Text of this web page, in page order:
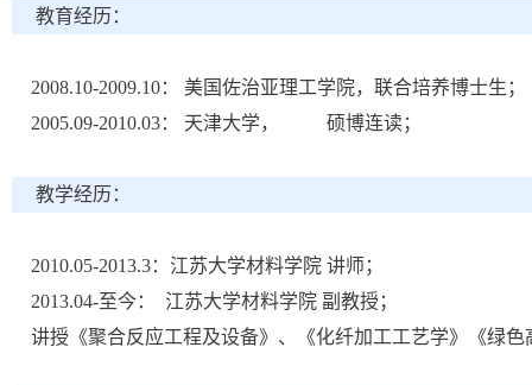
教育经历：
2008.10-2009.10： 美国佐治亚理工学院，联合培养博士生；
2005.09-2010.03： 天津大学， 硕博连读；
教学经历：
2010.05-2013.3：江苏大学材料学院 讲师；
2013.04-至今： 江苏大学材料学院 副教授；
讲授《聚合反应工程及设备》、《化纤加工工艺学》《绿色